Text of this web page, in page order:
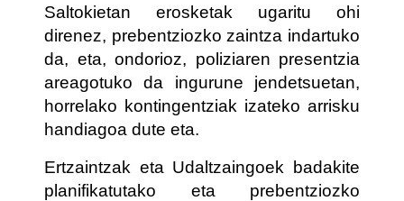
Saltokietan erosketak ugaritu ohi
direnez, prebentziozko zaintza indartuko
da, eta, ondorioz, poliziaren presentzia
areagotuko da ingurune jendetsuetan,
horrelako kontingentziak izateko arrisku
handiagoa dute eta.
Ertzaintzak eta Udaltzaingoek badakite
planifikatutako eta prebentziozko